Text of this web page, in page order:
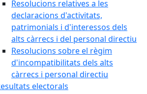
Resolucions relatives a les
declaracions d'activitats,
patrimonials i d'interessos dels
alts càrrecs i del personal directiu
Resolucions sobre el règim
d'incompatibilitats dels alts
càrrecs i personal directiu
electorals